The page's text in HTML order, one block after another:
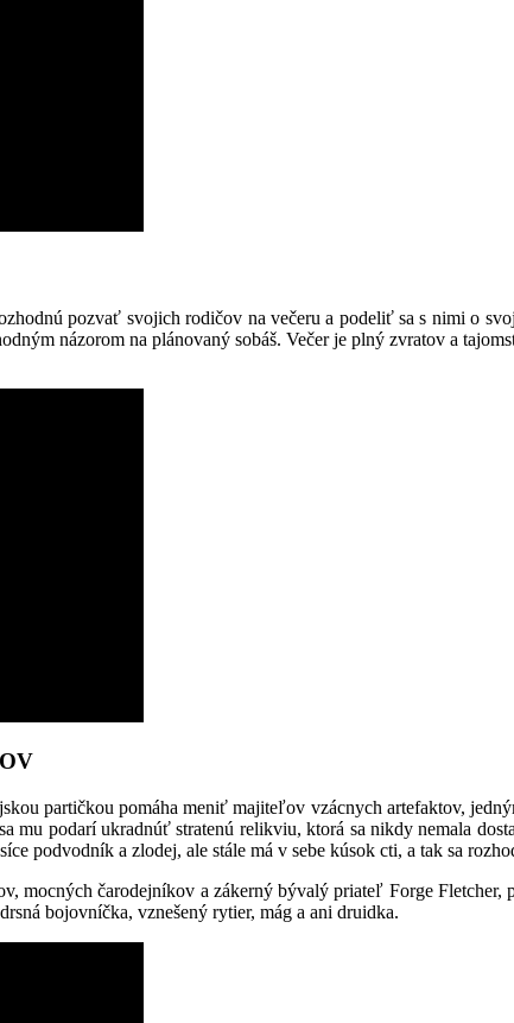
pozvať svojich rodičov na večeru a podeliť sa s nimi o
názorom na plánovaný sobáš. Večer je plný zvratov a
partičkou pomáha meniť majiteľov vzácnych artefaktov,
mu podarí ukradnúť stratenú relikviu, ktorá sa nikdy nemala
podvodník a zlodej, ale stále má v sebe kúsok cti, a tak sa
mocných čarodejníkov a zákerný bývalý priateľ Forge
bojovníčka, vznešený rytier, mág a ani druidka.